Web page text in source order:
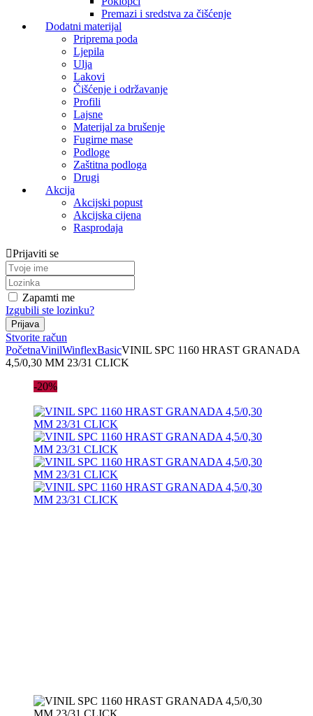
Premazi i sredstva za čišćenje
Dodatni materijal
Priprema poda
Ljepila
Ulja
Lakovi
Čišćenje i održavanje
Profili
Lajsne
Materijal za brušenje
Fugirne mase
Podloge
Zaštitna podloga
Drugi
Akcija
Akcijski popust
Akcijska cijena
Rasprodaja
Prijaviti se
Zapamti me
Izgubili ste lozinku?
Stvorite račun
PočetnaVinilWinflexBasicVINIL SPC 1160 HRAST GRANADA
4,5/0,30 MM 23/31 CLICK
-20%